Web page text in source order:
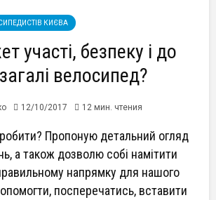
КИЄВА
участі, безпеку і до
велосипед?
12/10/2017 12 мин. чтения
Пропоную детальний огляд
а також дозволю собі намітити
напрямку для нашого
посперечатись, вставити